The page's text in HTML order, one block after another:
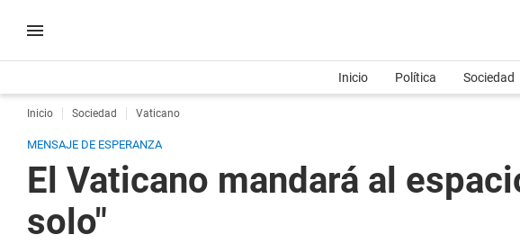
Inicio Política Sociedad
Inicio Sociedad Vaticano
MENSAJE DE ESPERANZA
El Vaticano mandará al
solo"